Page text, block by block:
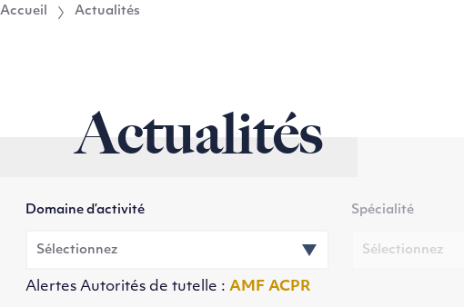
Accueil Actualités
Actualités
Alertes Autorités de tutelle : AMF ACPR
Domaine d’activité Spécialité